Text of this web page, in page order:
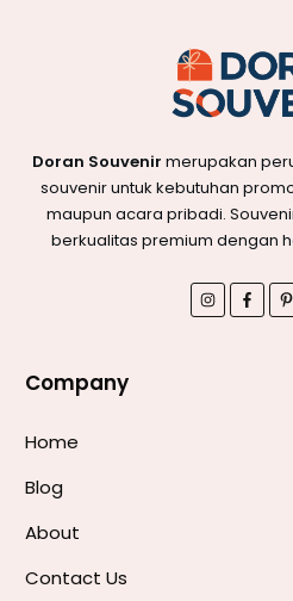
Doran Souvenir merupakan
souvenir untuk kebutuhan
maupun acara pribadi.
berkualitas premium dengan
Company
Home
Blog
About
Contact Us